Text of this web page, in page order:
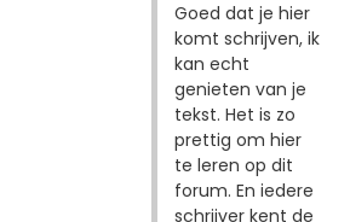
Goed dat je hier
komt schrijven, ik
kan echt
genieten van je
tekst. Het is zo
prettig om hier
te leren op dit
forum. En iedere
schrijver kent de